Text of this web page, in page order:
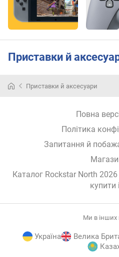
Приставки й
Приставки й аксесуари
Повна
Політика
Запитання й
Каталог Rockstar North 2026
купити
Ми в інших
Україна Велика